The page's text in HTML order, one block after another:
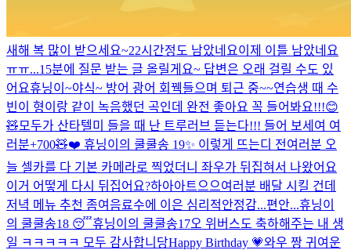
새해 복 많이 받으세요~22시간정도 남았네요이제 이틀 남았네요
ㅠㅠ...15분에 질문 받는 글 올릴게요~ 답변은 오래 걸릴 수도 있
어요휴닝이~야식~ 방어 광어 회 꿱들으며 퇴근 중~~연습생 때 수
빈이 형이랑 같이 녹음했던 곡인데 완전 좋아요 꼭 들어봐요!!!😊
🧸모두가 산타텔미 들을 때 난 트루러브 듣는다!!! 들어 보세여 여
러분+700🧸❤️ 휴닝이의 쿨쿨송 19✨ 이렇게 뜨는디 전여러분 오
늘 셀카를 다 기본 카메라로 찍었더니 좌우가 뒤집혀서 나왔어요
이거 어떻게 다시 뒤집어요?하아아트으으여러분 배달 시킬 건데
저녁 메뉴 추천 좀여음료수에 이은 심리적안정감...편안...휴닝이
의 쿨쿨송18 😴휴닝이의 쿨쿨송17오 위버스도 축하해주는 내 생
일 ㅋㅋㅋㅋㅋ 모두 감사합니당Happy Birthday 💗와우 짱 귀여운